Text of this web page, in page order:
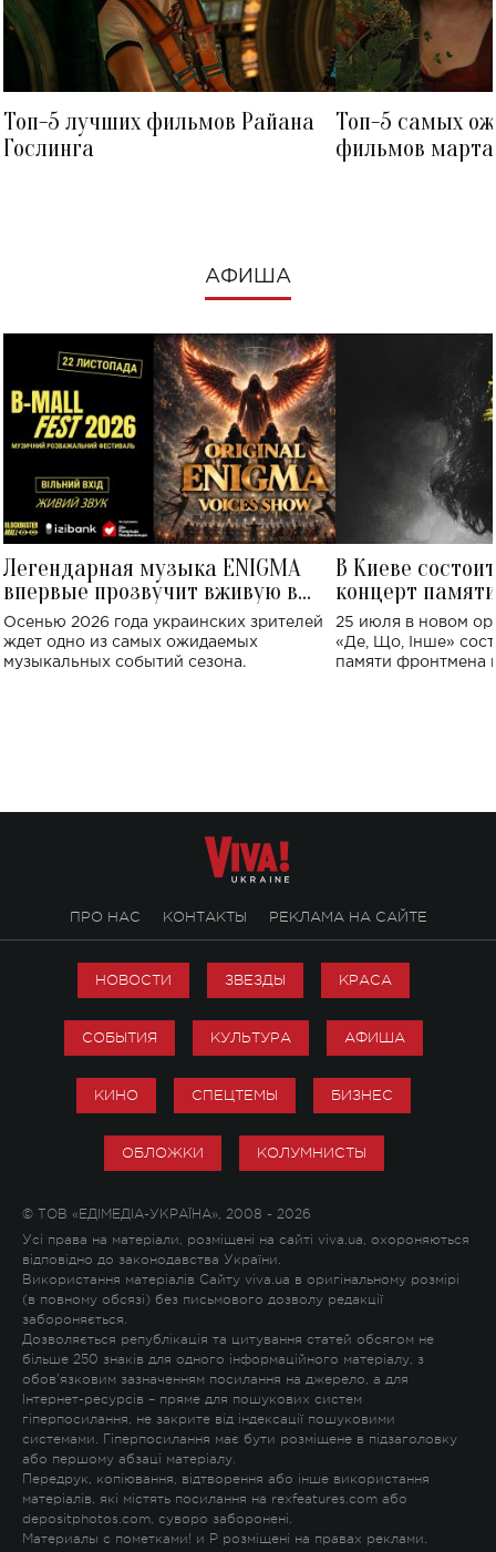
Топ-5 лучших фильмов Райана
Гослинга
Топ-5 самых
фильмов
АФИША
Легендарная музыка ENIGMA
впервые прозвучит вживую в
Украине: где состоится концерт
Осенью 2026 года украинских зрителей
ждет одно из самых ожидаемых
музыкальных событий сезона.
В Киеве
концерт
Клименко:
исполнят песни
25 июля в новом
«Де, Що, Інше»
памяти фронтмена
ПРО НАС КОНТАКТЫ РЕКЛАМА НА САЙТЕ
НОВОСТИ ЗВЕЗДЫ КРАСА
СОБЫТИЯ КУЛЬТУРА АФИША
КИНО СПЕЦТЕМЫ БИЗНЕС
ОБЛОЖКИ КОЛУМНИСТЫ
© ТОВ «ЕДІМЕДІА-УКРАЇНА», 2008 - 2026
Усі права на матеріали, розміщені на сайті viva.ua, охороняються
відповідно до законодавства України.
Використання матеріалів Сайту viva.ua в оригінальному розмірі
(в повному обсязі) без письмового дозволу редакції
забороняється.
Дозволяється републікація та цитування статей обсягом не
більше 250 знаків для одного інформаційного матеріалу, з
обов'язковим зазначенням посилання на джерело, а для
Інтернет-ресурсів – пряме для пошукових систем
гіперпосилання, не закрите від індексації пошуковими
системами. Гіперпосилання має бути розміщене в підзаголовку
або першому абзаці матеріалу.
Передрук, копіювання, відтворення або інше використання
матеріалів, які містять посилання на rexfeatures.com або
depositphotos.com, суворо заборонені.
Материалы с пометками! и P розміщені на правах реклами.